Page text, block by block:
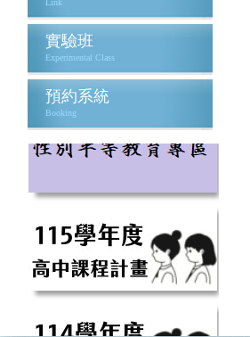
Link
實驗班
Experimental Class
預約系統
Booking